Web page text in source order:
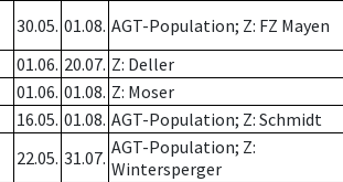
30.05. 01.08. AGT-Population; Z: FZ Mayen
01.06. 20.07. Z: Deller
01.06. 01.08. Z: Moser
16.05. 01.08. AGT-Population; Z: Schmidt
22.05. 31.07. AGT-Population; Z:
Wintersperger